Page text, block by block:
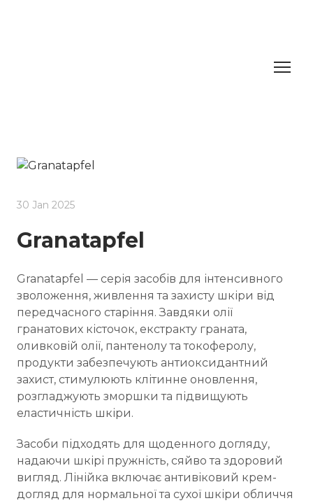
30 Jan 2025
Granatapfel
Granatapfel — серія засобів для інтенсивного
зволоження, живлення та захисту шкіри від
передчасного старіння. Завдяки олії
гранатових кісточок, екстракту граната,
оливковій олії, пантенолу та токоферолу,
продукти забезпечують антиоксидантний
захист, стимулюють клітинне оновлення,
розгладжують зморшки та підвищують
еластичність шкіри.
Засоби підходять для щоденного догляду,
надаючи шкірі пружність, сяйво та здоровий
вигляд. Лінійка включає антивіковий крем-
догляд для нормальної та сухої шкіри обличчя